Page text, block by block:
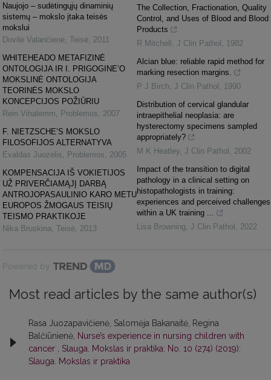
Naujojo – sudėtingųjų dinaminių
sistemų – mokslo įtaka teisės
mokslui
Dovilė Valančienė Teisė 2011
WHITEHEADO METAFIZINĖ
ONTOLOGIJA IR I. PRIGOGINE’O
MOKSLINĖ ONTOLOGIJA
TEORINĖS MOKSLO
KONCEPCIJOS POŽIŪRIU
Rein Vihalemm
Problemos
2007
F. NIETZSCHE’S MOKSLO
FILOSOFIJOS ALTERNATYVA
Evaldas Juozelis
Problemos
2005
KOMPENSACIJA IŠ VOKIETIJOS
UŽ PRIVERČIAMĄJĮ DARBĄ
ANTROJOPASAULINIO KARO METU
EUROPOS ŽMOGAUS TEISIŲ
TEISMO PRAKTIKOJE
Nika Bruskina Teisė 2013
The Collection, Fractionation, Quality
Control, and Uses of Blood and Blood
Products
R Mitchell J Clin Pathol
1982
Alcian blue: reliable rapid method for
marking resection margins.
P J Birch J Clin Pathol
1990
Distribution of cervical glandular
intraepithelial neoplasia: are
hysterectomy specimens sampled
appropriately?
M K Heatley J Clin Pathol
2002
Impact of the transition to digital
pathology in a clinical setting on
histopathologists in training:
experiences and perceived challenges
within a UK training ...
Lisa Browning J Clin Pathol 2022
Powered by
Most read articles by the same author(s)
Rasa Juozapavičienė, Salomėja Bakanaitė, Regina
Balčiūnienė, Nurse’s experience in nursing children with
cancer
Slauga. Mokslas ir praktika: No. 10 (274) (2019):
Slauga. Mokslas ir praktika